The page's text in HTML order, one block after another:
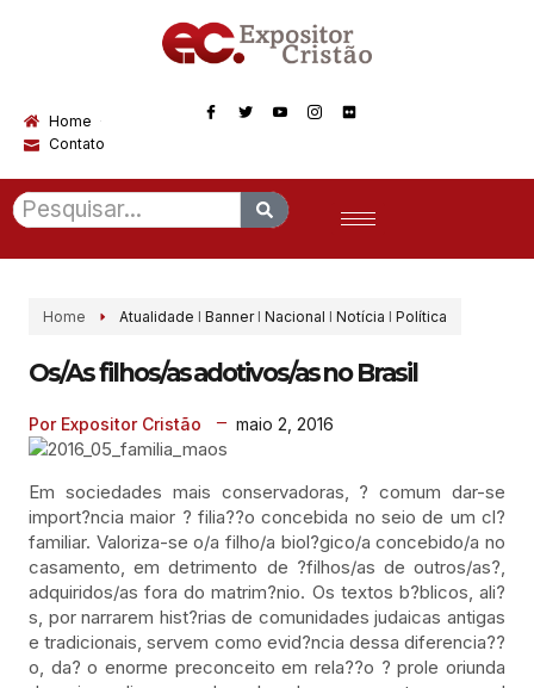
Home
Contato
Home Atualidade I BannerI Nacional I Notícia I Política
Os/As filhos/as adotivos/as no Brasil
Por Expositor Cristão maio 2, 2016
Em sociedades mais conservadoras, ? comum dar-se
import?ncia maior ? filia??o concebida no seio de um cl?
familiar. Valoriza-se o/a filho/a biol?gico/a concebido/a no
casamento, em detrimento de ?filhos/as de outros/as?,
adquiridos/as fora do matrim?nio. Os textos b?blicos, ali?
s, por narrarem hist?rias de comunidades judaicas antigas
e tradicionais, servem como evid?ncia dessa diferencia??
o, da? o enorme preconceito em rela??o ? prole oriunda